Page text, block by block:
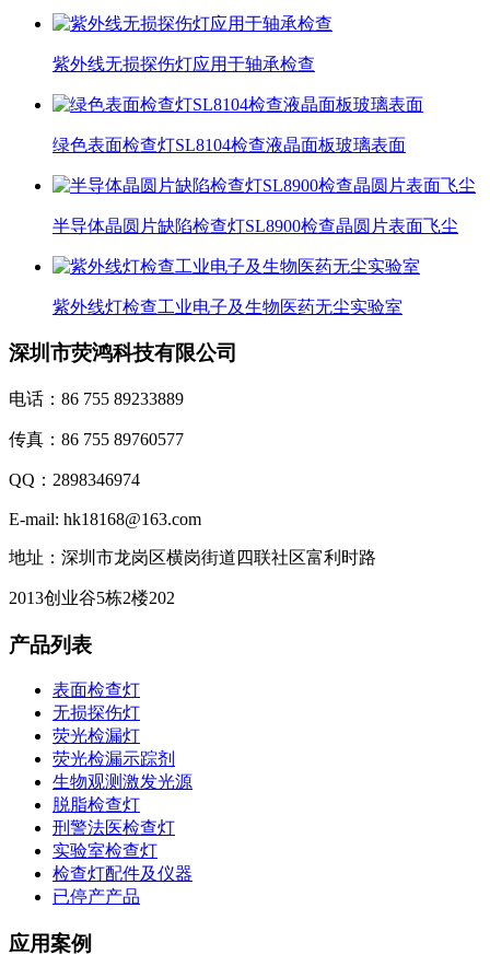
紫外线无损探伤灯应用于轴承检查
绿色表面检查灯SL8104检查液晶面板玻璃表面
半导体晶圆片缺陷检查灯SL8900检查晶圆片表面飞尘
紫外线灯检查工业电子及生物医药无尘实验室
深圳市荧鸿科技有限公司
电话：86 755 89233889
传真：86 755 89760577
QQ：2898346974
E-mail: hk18168@163.com
地址：深圳市龙岗区横岗街道四联社区富利时路
2013创业谷5栋2楼202
产品列表
表面检查灯
无损探伤灯
荧光检漏灯
荧光检漏示踪剂
生物观测激发光源
脱脂检查灯
刑警法医检查灯
实验室检查灯
检查灯配件及仪器
已停产产品
应用案例